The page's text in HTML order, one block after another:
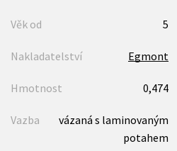
Věk od 5
Nakladatelství Egmont
Hmotnost 0,474
Vazba
vázaná s laminovaným
potahem